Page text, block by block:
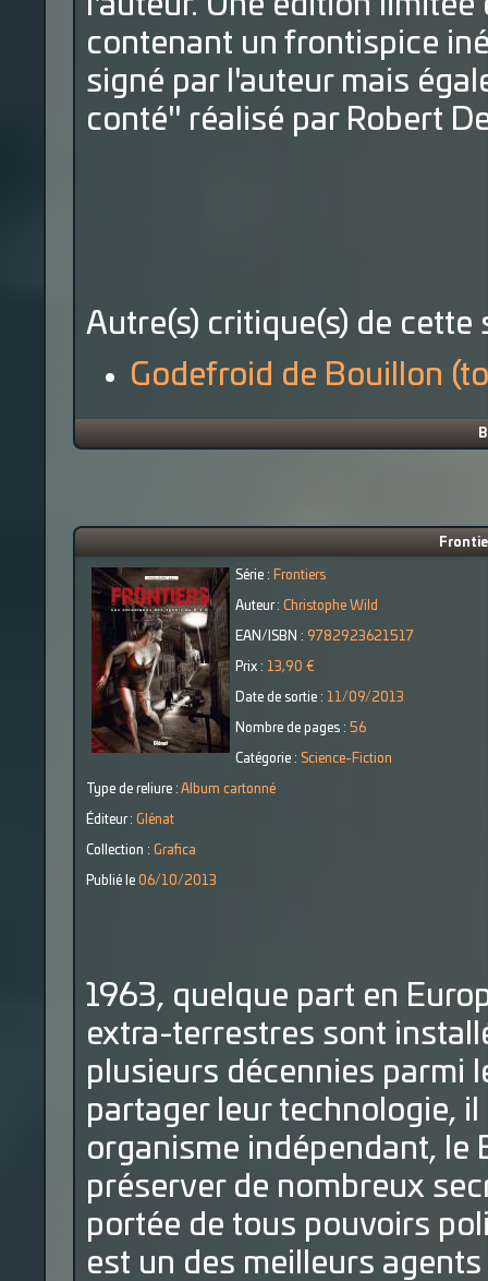
contenant un frontispice
signé par l'auteur mais
conté" réalisé par Robert
Autre(s) critique(s) de cette
Godefroid de Bouillon
Série : Frontiers
Auteur : Christophe Wild
EAN/ISBN : 9782923621517
Prix : 13,90 €
Date de sortie : 11/09/2013
Nombre de pages : 56
Catégorie : Science-Fiction
Type de reliure : Album cartonné
Éditeur : Glénat
Collection : Grafica
Publié le 06/10/2013
1963, quelque part en
extra-terrestres sont
plusieurs décennies parmi
partager leur technologie,
organisme indépendant, le
préserver de nombreux
portée de tous pouvoirs
est un des meilleurs